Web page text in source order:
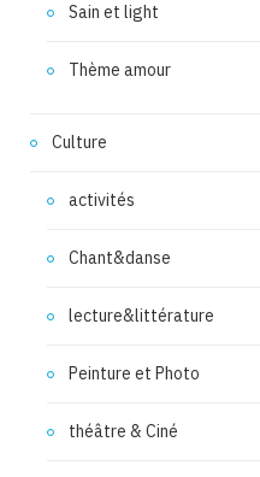
Sain et light
Thème amour
Culture
activités
Chant&danse
lecture&littérature
Peinture et Photo
théâtre & Ciné